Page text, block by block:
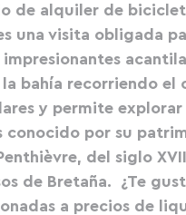
de alquiler de
una visita obligada
impresionantes
la bahía recorriendo el
y permite
conocido por su
del siglo
de Bretaña.
¿Te
a precios de